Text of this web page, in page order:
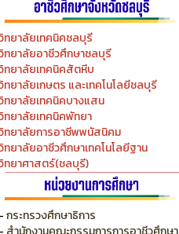
ทยาลัยเทคนิคชลบุรี
ทยาลัยอาชีวศึกษาชลบุรี
ทยาลัยเทคนิคสัตหีบ
ทยาลัยเกษตร และเทคโนโลยีชลบุรี
ทยาลัยเทคนิคบางแสน
ทยาลัยเทคนิคพัทยา
ทยาลัยการอาชีพพนัสนิคม
ทยาลัยอาชีวศึกษาเทคโนโลยีฐาน
ทยาศาสตร์(ชลบุรี)
-กระทรวงศึกษาธิการ